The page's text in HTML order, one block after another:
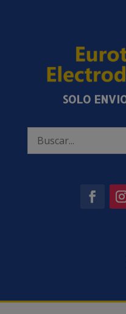
SOLO